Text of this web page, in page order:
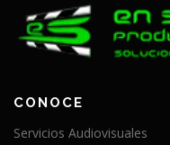
CONOCE
Servicios Audiovisuales